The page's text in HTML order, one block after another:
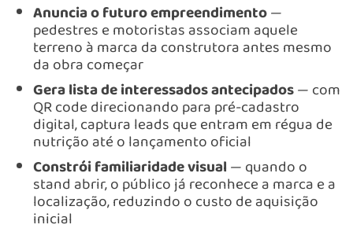
Anuncia o futuro empreendimento—
pedestres e motoristas associam aquele
terreno à marca da construtora antes mesmo
da obra começar
Gera lista de interessados antecipados— com
QR code direcionando para pré-cadastro
digital, captura leads que entram em régua de
nutrição até o lançamento oficial
Constrói familiaridade visual— quando o
stand abrir, o público já reconhece a marca e a
localização, reduzindo o custo de aquisição
inicial